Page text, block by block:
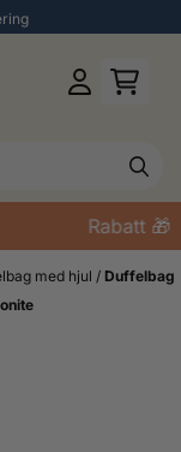
Rabatt 🎁
med hjul / Duffelbag